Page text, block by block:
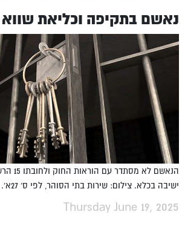
נאשם בתקיפה וכליאת
הנאשם
ישיבה בכלא. צילום: שירות בתי הסוהר, לפי ס' 27א'.
Thursday June 19, 2025